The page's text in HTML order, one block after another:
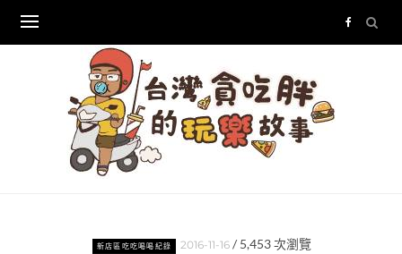
content
新店區吃吃喝喝紀錄 2016-11-16 / 5,453次瀏覽